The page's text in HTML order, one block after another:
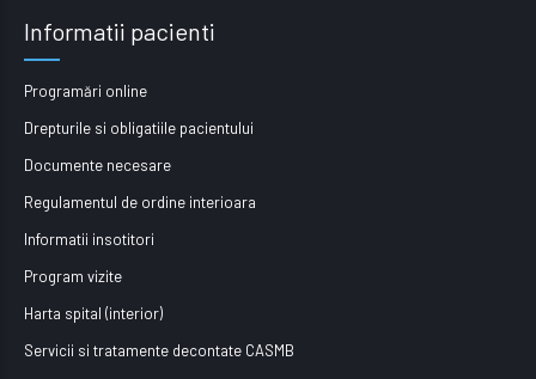
Informatii pacienti
Programări online
Drepturile si obligatiile pacientului
Documente necesare
Regulamentul de ordine interioara
Informatii insotitori
Program vizite
Harta spital (interior)
Servicii si tratamente decontate CASMB